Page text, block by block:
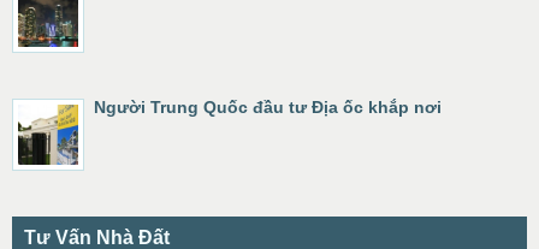
Người Trung Quốc đầu tư Địa ốc khắp nơi
Tư Vấn Nhà Đất